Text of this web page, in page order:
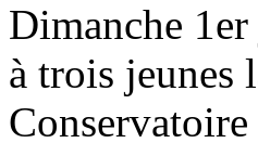
Dimanche
à trois jeunes